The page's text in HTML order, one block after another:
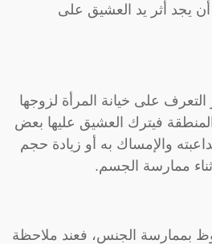
يجد أثر يد العشيق على
على خيانة المرأة لزوجها
فيترك العشيق عليها بعض
والإمساك به أو زيادة حجم
ممارسة الجسم.
بممارسة الجنس، فعند ملاحظة